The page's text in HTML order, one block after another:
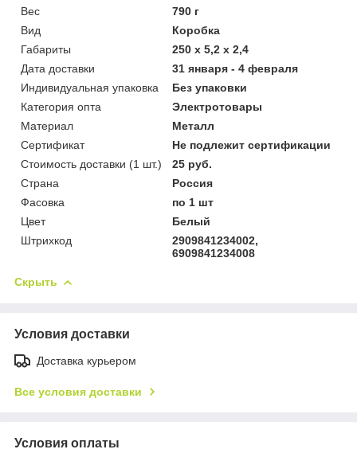
Вес
790 г
Вид
Коробка
Габариты
250 x 5,2 x 2,4
Дата доставки
31 января - 4 февраля
Индивидуальная упаковка
Без упаковки
Категория опта
Электротовары
Материал
Металл
Сертификат
Не подлежит сертификации
Стоимость доставки (1 шт.)
25 руб.
Страна
Россия
Фасовка
по 1 шт
Цвет
Белый
Штрихкод
2909841234002,
6909841234008
Скрыть
Условия доставки
Доставка курьером
Все условия доставки
Условия оплаты